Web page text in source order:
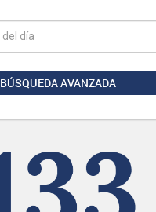
BÚSQUEDA AVANZADA